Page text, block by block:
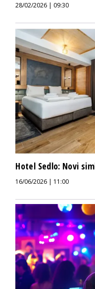
28/02/2026 | 09:30
Hotel Sedlo: Novi
16/06/2026 | 11:00